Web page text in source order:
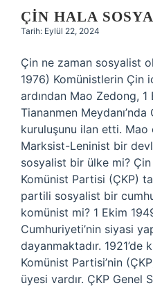
ÇIN HALA
Tarih: Eylül 22, 2024
Çin ne zaman sosyalist
1976) Komünistlerin Çin
ardından Mao Zedong, 1
Tiananmen
kuruluşunu ilan etti.
Marksist-Leninist bir
sosyalist bir ülke mi?
Komünist Partisi (ÇKP)
partili sosyalist bir
komünist mi? 1 Ekim
Cumhuriyeti’nin siyasi
dayanmaktadır.
Komünist Partisi’nin
üyesi vardır. ÇKP Genel